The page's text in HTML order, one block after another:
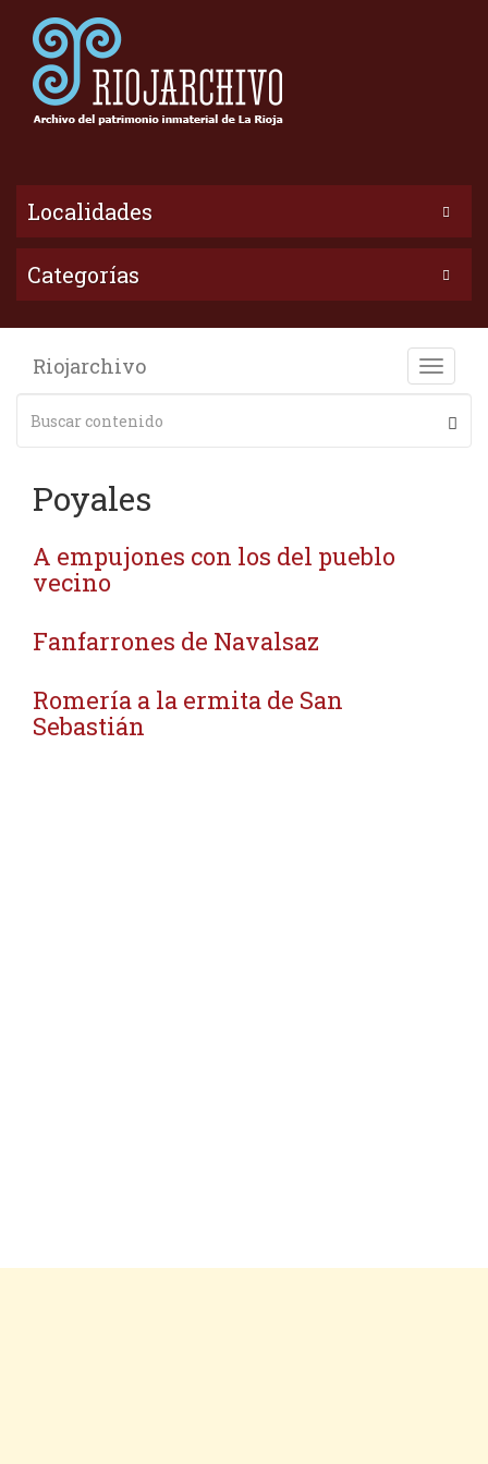
Localidades
Categorías
Toggle
Riojarchivo
Poyales
A empujones con los del pueblo
vecino
Fanfarrones de Navalsaz
Romería a la ermita de San
Sebastián